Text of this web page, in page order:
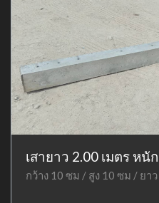
เสายาว 2.00 เมตร หนั
กว้าง 10 ซม / สูง 10 ซม / ยา